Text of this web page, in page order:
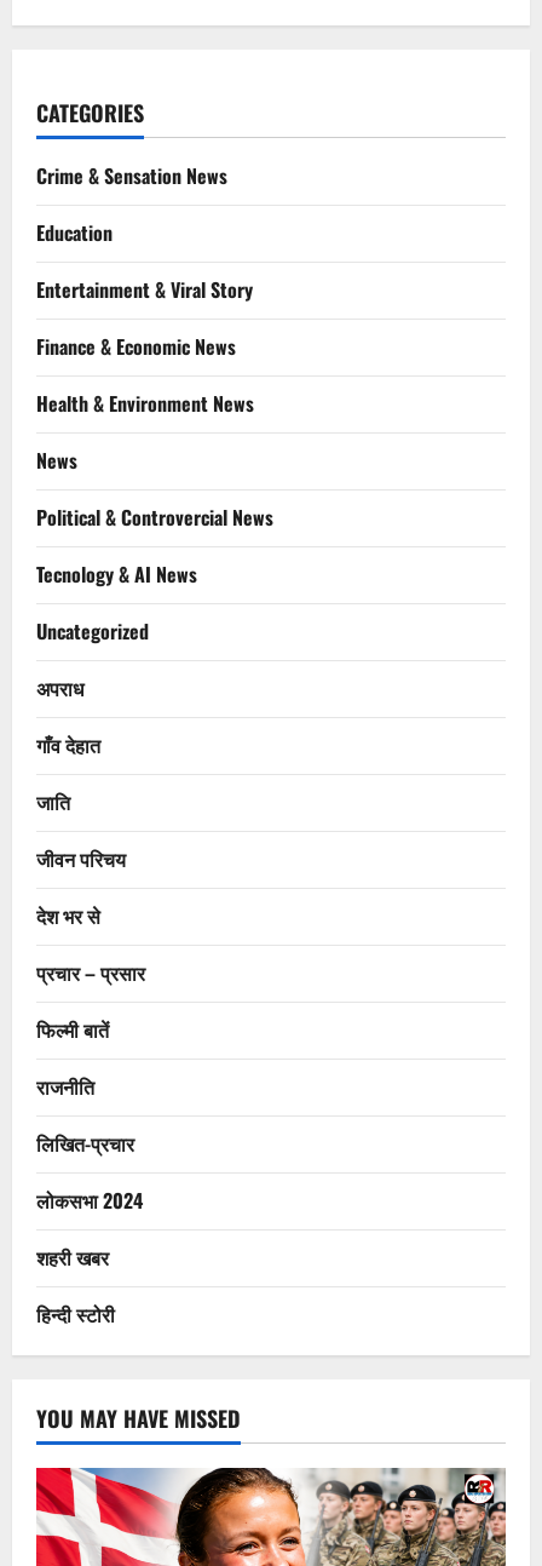
CATEGORIES
Crime & Sensation News
Education
Entertainment & Viral Story
Finance & Economic News
Health & Environment News
News
Political & Controvercial News
Tecnology & AI News
Uncategorized
अपराध
गाँव देहात
जाति
जीवन परिचय
देश भर से
प्रचार – प्रसार
फिल्मी बातें
राजनीति
लिखित-प्रचार
लोकसभा 2024
शहरी खबर
हिन्दी स्टोरी
YOU MAY HAVE MISSED